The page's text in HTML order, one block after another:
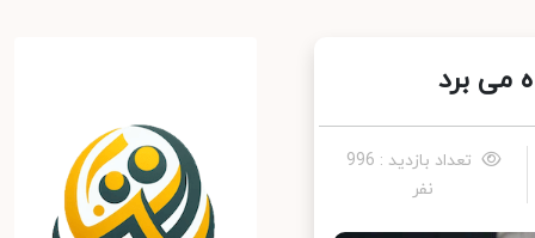
می برد
تعداد بازدید : 996
نفر